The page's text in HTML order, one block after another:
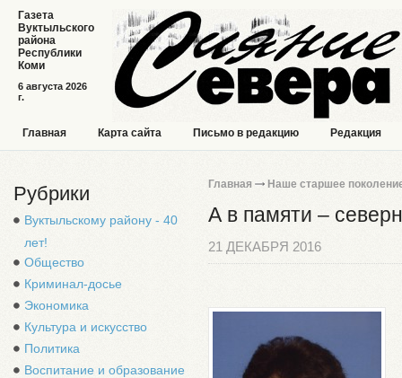
6 августа 2026
г.
Газета
Вуктыльского
района
Республики
Коми
Главная Карта сайта Письмо в редакцию Редакция
Рубрики
Вуктыльскому району - 40
лет!
Общество
Криминал-досье
Экономика
Культура и искусство
Политика
Воспитание и образование
Главная Наше старшее
А в памяти –
21 ДЕКАБРЯ 2016